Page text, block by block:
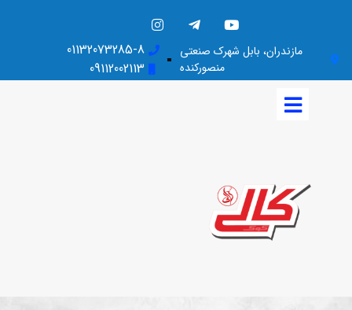
مازندران، بابل شهرک صنعتی
منصورکنده
01132073285-8
09112002113